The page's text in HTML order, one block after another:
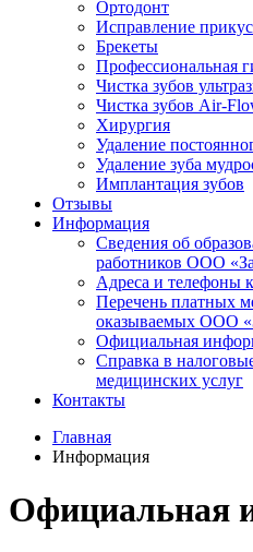
Ортодонт
Исправление
Брекеты
Профессиональная
Чистка зубов
Чистка зубов Air-
Хирургия
Удаление
Удаление зуба
Имплантация зубов
Отзывы
Информация
Сведения об
работников ООО
Адреса и телефоны
Перечень платных
оказываемых ООО
Официальная
Справка в
медицинских услуг
Контакты
Главная
Информация
Официальная